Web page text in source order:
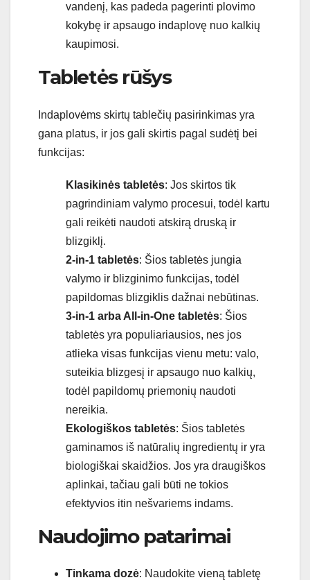
vandenį, kas padeda pagerinti plovimo
kokybę ir apsaugo indaplovę nuo kalkių
kaupimosi.
Tabletės rūšys
Indaplovėms skirtų tablečių pasirinkimas yra
gana platus, ir jos gali skirtis pagal sudėtį bei
funkcijas:
Klasikinės tabletės: Jos skirtos tik
pagrindiniam valymo procesui, todėl kartu
gali reikėti naudoti atskirą druską ir
blizgiklį.
2-in-1 tabletės: Šios tabletės jungia
valymo ir blizginimo funkcijas, todėl
papildomas blizgiklis dažnai nebūtinas.
3-in-1 arba All-in-One tabletės: Šios
tabletės yra populiariausios, nes jos
atlieka visas funkcijas vienu metu: valo,
suteikia blizgesį ir apsaugo nuo kalkių,
todėl papildomų priemonių naudoti
nereikia.
Ekologiškos tabletės: Šios tabletės
gaminamos iš natūralių ingredientų ir yra
biologiškai skaidžios. Jos yra draugiškos
aplinkai, tačiau gali būti ne tokios
efektyvios itin nešvariems indams.
Naudojimo patarimai
Tinkama dozė: Naudokite vieną tabletę